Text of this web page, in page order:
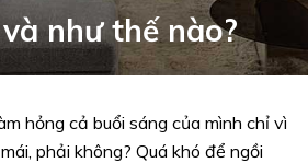
như thế nào?
hỏng cả buổi sáng của mình chỉ vì
phải không? Quá khó để ngồi